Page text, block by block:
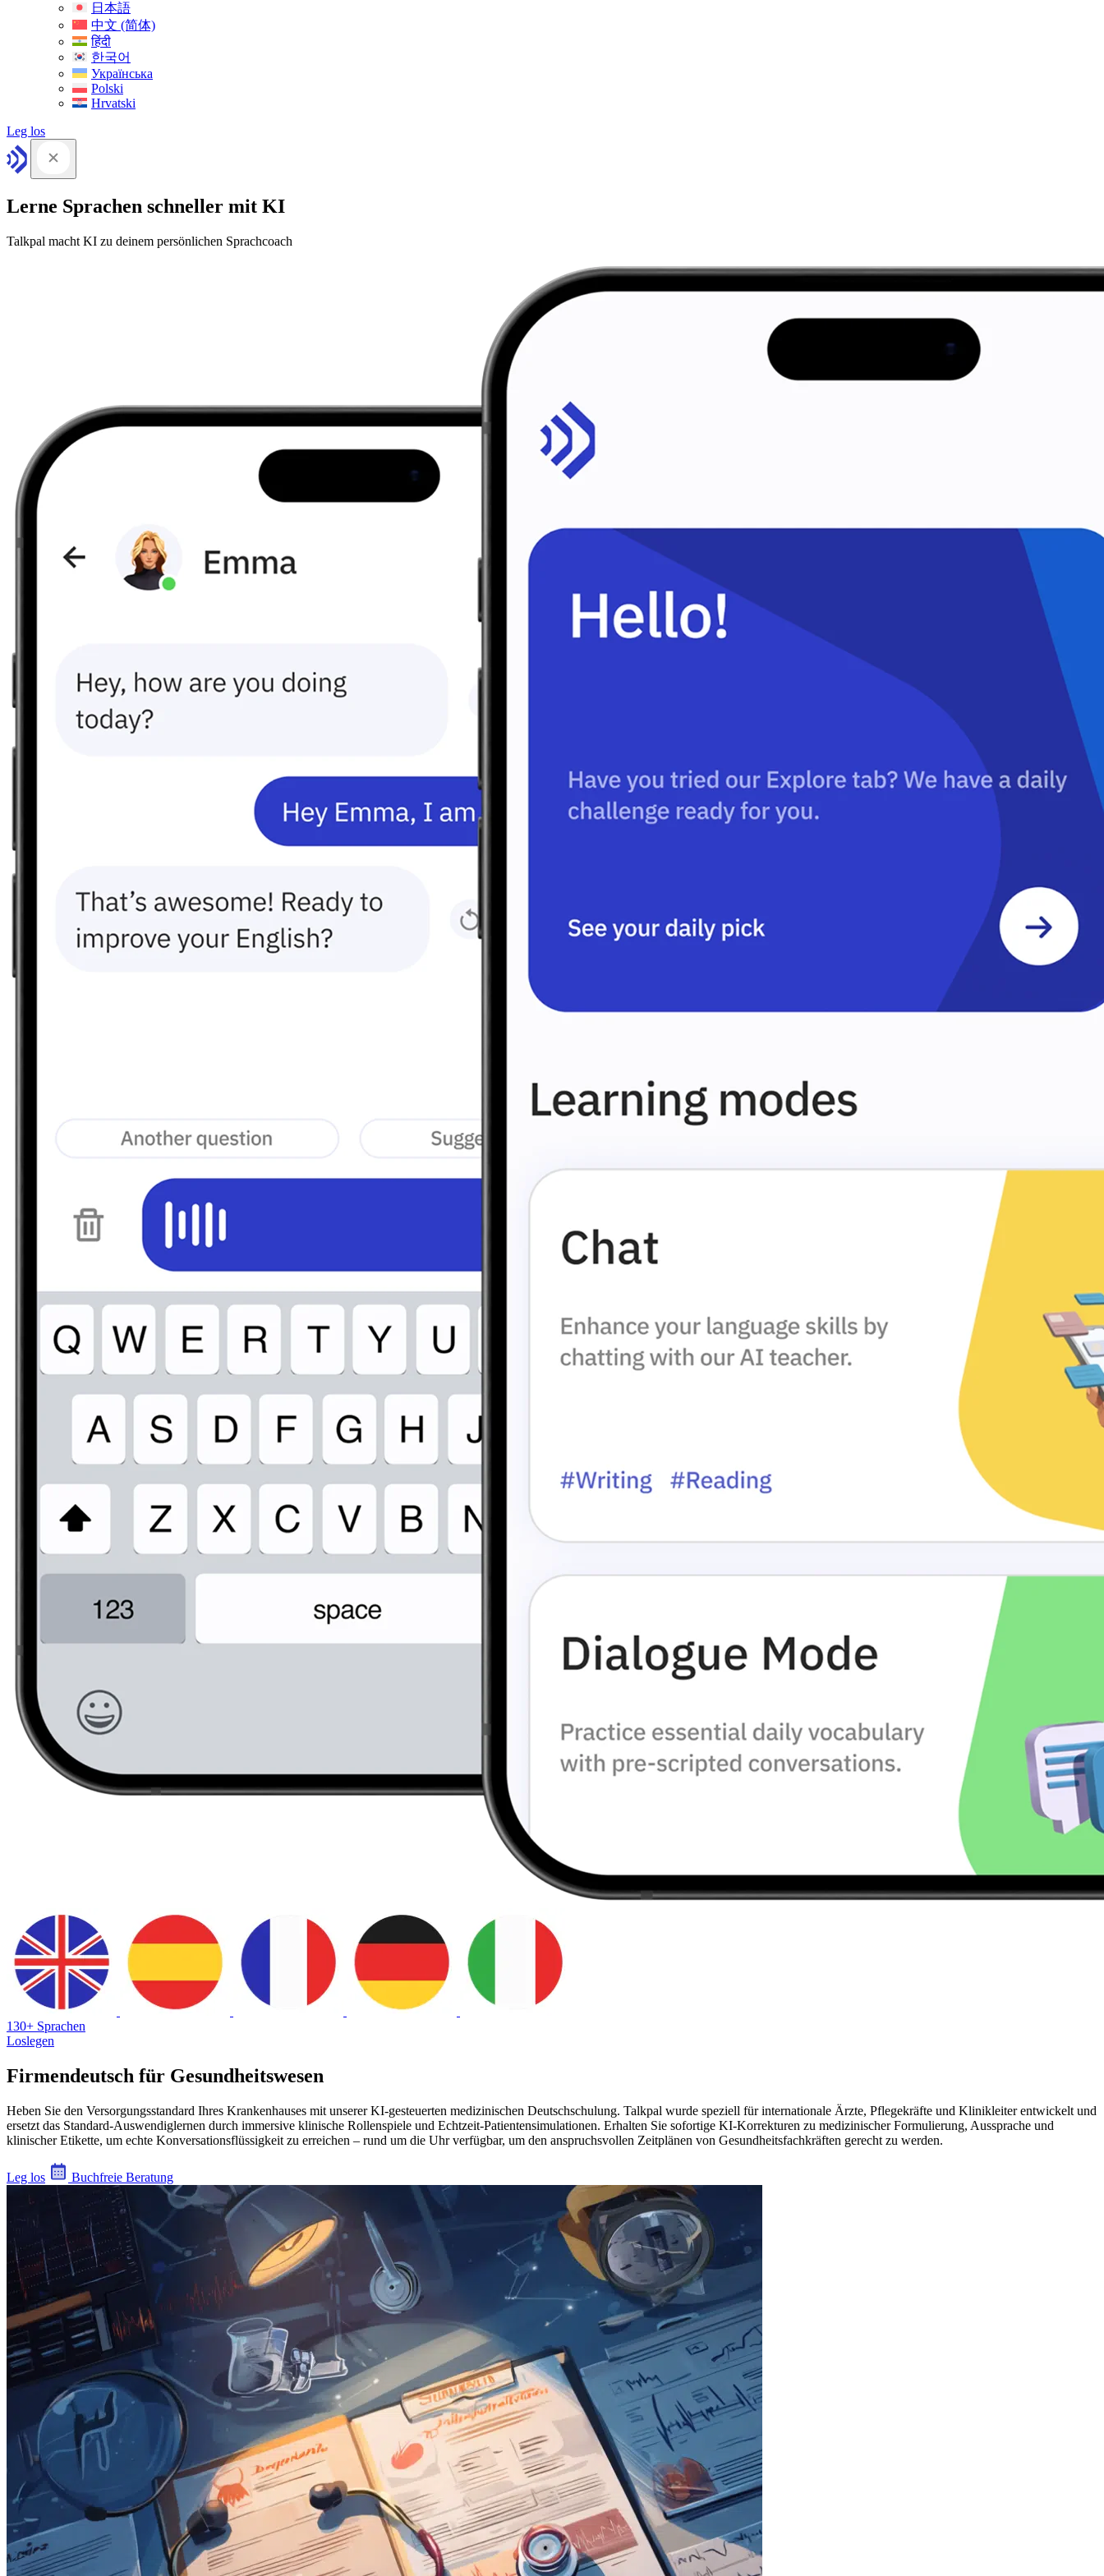
日本語
中文 (简体)
हिंदी
한국어
Українська
Polski
Hrvatski
Leg los
Lerne Sprachen schneller mit KI
Talkpal macht KI zu deinem persönlichen Sprachcoach
130+ Sprachen
Loslegen
Firmendeutsch für Gesundheitswesen
Heben Sie den Versorgungsstandard Ihres Krankenhauses mit unserer KI-gesteuerten medizinischen Deutschschulung. Talkpal wurde speziell für internationale Ärzte, Pflegekräfte und Klinikleiter entwickelt und
ersetzt das Standard-Auswendiglernen durch immersive klinische Rollenspiele und Echtzeit-Patientensimulationen. Erhalten Sie sofortige KI-Korrekturen zu medizinischer Formulierung, Aussprache und
klinischer Etikette, um echte Konversationsflüssigkeit zu erreichen – rund um die Uhr verfügbar, um den anspruchsvollen Zeitplänen von Gesundheitsfachkräften gerecht zu werden.
Leg los Buchfreie Beratung